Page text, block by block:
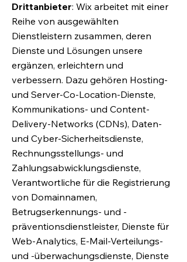
Drittanbieter: Wix arbeitet mit einer
Reihe von ausgewählten
Dienstleistern zusammen, deren
Dienste und Lösungen unsere
ergänzen, erleichtern und
verbessern. Dazu gehören Hosting-
und Server-Co-Location-Dienste,
Kommunikations- und Content-
Delivery-Networks (CDNs), Daten-
und Cyber-Sicherheitsdienste,
Rechnungsstellungs- und
Zahlungsabwicklungsdienste,
Verantwortliche für die Registrierung
von Domainnamen,
Betrugserkennungs- und -
präventionsdienstleister, Dienste für
Web-Analytics, E-Mail-Verteilungs-
und -überwachungsdienste, Dienste